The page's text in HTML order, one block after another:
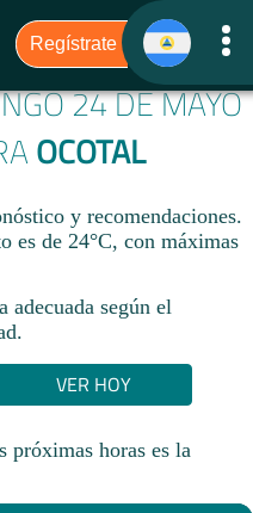
24 DE MAYO
OCOTAL
y recomendaciones.
es de 24°C, con máximas
adecuada según el
VER HOY
próximas horas es la